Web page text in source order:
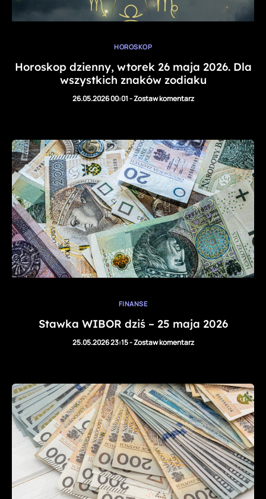
HOROSKOP
Horoskop dzienny, wtorek 26 maja 2026. Dla
wszystkich znaków zodiaku
26.05.2026 00:01-Zostaw komentarz
FINANSE
Stawka WIBOR dziś – 25 maja 2026
25.05.2026 23:15-Zostaw komentarz